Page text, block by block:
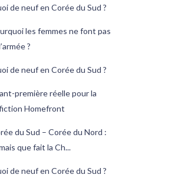
de neuf en Corée du Sud ?
les femmes ne font pas
?
de neuf en Corée du Sud ?
première réelle pour la
Homefront
du Sud – Corée du Nord :
que fait la Ch...
de neuf en Corée du Sud ?